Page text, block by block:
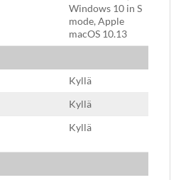
Windows 10 in S
mode, Apple
macOS 10.13
Kyllä
Kyllä
Kyllä